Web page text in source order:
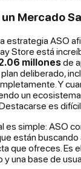
Mercado
estrategia ASO
Store está
millonesde
deliberado,
Y
un
es difícil.
es simple: ASO
están
que ofreces. Es
y una base de